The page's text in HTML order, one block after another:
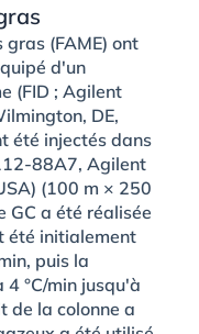
(FAME) ont
d'un
(FID ; Agilent
DE,
été injectés dans
88A7, Agilent
(100 m × 250
GC a été réalisée
été initialement
puis la
°C/min jusqu'à
de la colonne a